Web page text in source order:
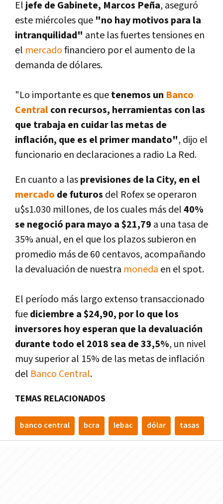
Eljefe de Gabinete, Marcos Peña, aseguró
este miércoles que "no hay motivos para la
intranquilidad" ante las fuertes tensiones en
el mercadofinanciero por el aumento de la
demanda de dólares.
"Lo importante es quetenemos un Banco
Centralcon recursos, herramientas con las
que trabaja en cuidar las metas de
inflación, que es el primer mandato", dijo el
funcionario en declaraciones a radio La Red.
En cuanto a lasprevisiones de la City, en el
mercado de futuros del Rofex se operaron
u$s1.030 millones, de los cuales más del40%
se negoció para mayo a $21,79 a una tasa de
35% anual, en el que los plazos subieron en
promedio más de 60 centavos, acompañando
la devaluación de nuestra moneda en el spot.
El perí­odo más largo extenso transaccionado
fuediciembre a $24,90, por lo que los
inversores hoy esperan que la devaluación
durante todo el 2018 sea de 33,5%, un nivel
muy superior al 15% de las metas de inflación
del Banco Central.
TEMAS RELACIONADOS
banco central bcra lebac dólar tasas